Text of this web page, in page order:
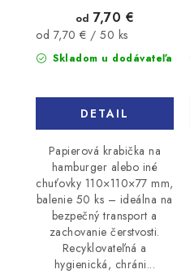
Skladom u dodávateľa
od 7,70 €
Jednotková
cena:
od 7,70 € / 50 ks
DETAIL
Papierová krabička na
hamburger alebo iné
chuťovky 110×110×77 mm,
balenie 50 ks – ideálna na
bezpečný transport a
zachovanie čerstvosti.
Recyklovateľná a
hygienická, chráni...